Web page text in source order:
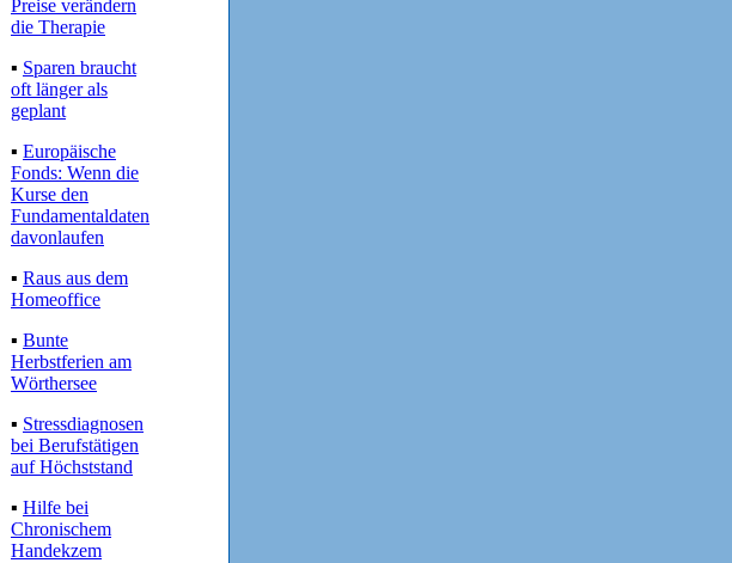
Preise verändern
die Therapie
▪ Sparen braucht
oft länger als
geplant
▪ Europäische
Fonds: Wenn die
Kurse den
Fundamentaldaten
davonlaufen
▪ Raus aus dem
Homeoffice
▪ Bunte
Herbstferien am
Wörthersee
▪ Stressdiagnosen
bei Berufstätigen
auf Höchststand
▪ Hilfe bei
Chronischem
Handekzem